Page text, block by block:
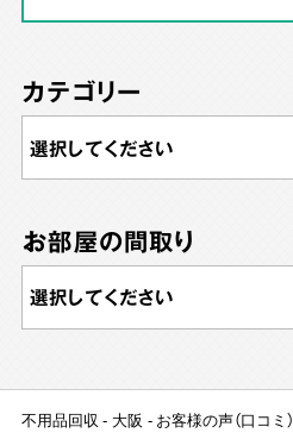
カテゴリー
お部屋の間取り
不用品回収 大阪 お客様の声（口コミ）